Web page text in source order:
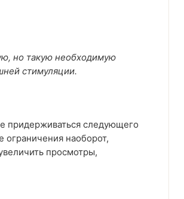
но такую необходимую
стимуляции.
придерживаться следующего
ограничения наоборот,
просмотры,